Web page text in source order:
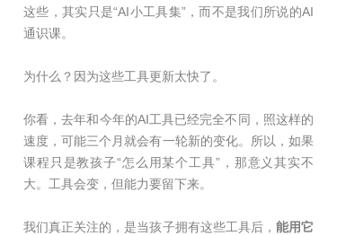
这些，其实只是“AI小工具集”，而不是我们所说的AI
通识课。
为什么？因为这些工具更新太快了。
你看，去年和今年的AI工具已经完全不同，照这样的
速度，可能三个月就会有一轮新的变化。所以，如果
课程只是教孩子“怎么用某个工具”，那意义其实不
大。工具会变，但能力要留下来。
我们真正关注的，是当孩子拥有这些工具后， 能用它